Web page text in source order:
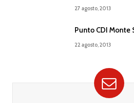
27 agosto, 2013
Punto CDI Monte
22 agosto, 2013